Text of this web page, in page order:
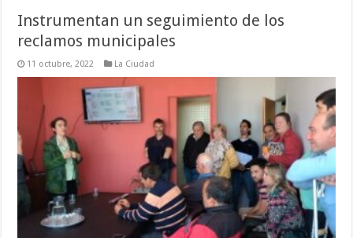
Instrumentan un seguimiento de los
reclamos municipales
11 octubre, 2022 La Ciudad